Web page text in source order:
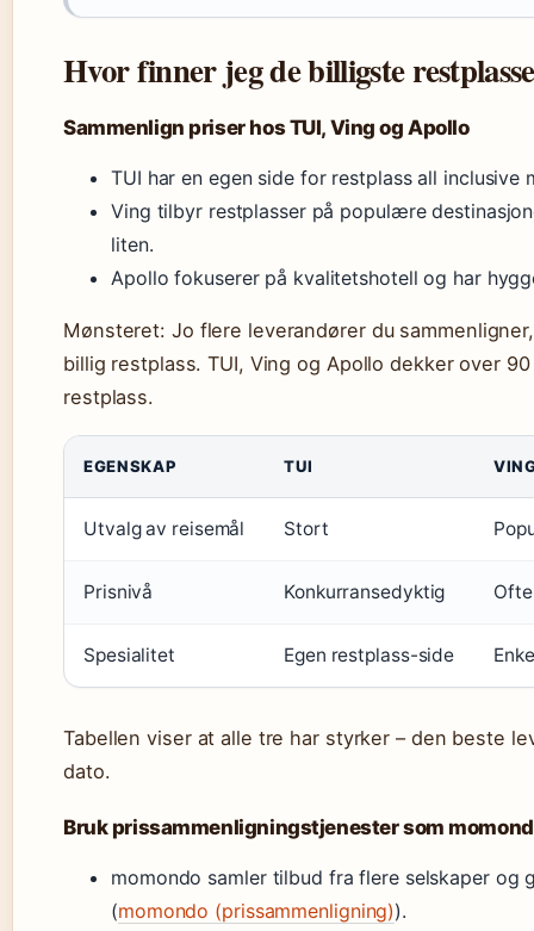
Hvor finner jeg de billigste
Sammenlign priser hos TUI, Ving og Apollo
TUI har en egen side for restplass all inclusive
Ving tilbyr restplasser på populære
liten.
Apollo fokuserer på kvalitetshotell og har
Mønsteret: Jo flere leverandører du
billig restplass. TUI, Ving og Apollo dekker over
restplass.
EGENSKAP TUI
Utvalg av reisemål Stort
Prisnivå Konkurransedyktig
Spesialitet Egen restplass-side
Tabellen viser at alle tre har styrker – den beste
dato.
Bruk prissammenligningstjenester som
momondo samler tilbud fra flere selskaper og
(momondo (prissammenligning)).